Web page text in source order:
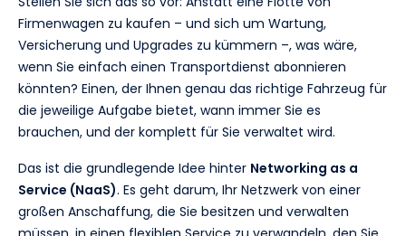
Firmenwagen zu kaufen – und sich um Wartung,
Versicherung und Upgrades zu kümmern –, was wäre,
wenn Sie einfach einen Transportdienst abonnieren
könnten? Einen, der Ihnen genau das richtige Fahrzeug für
die jeweilige Aufgabe bietet, wann immer Sie es
brauchen, und der komplett für Sie verwaltet wird.
Das ist die grundlegende Idee hinter Networking as a
Service (NaaS). Es geht darum, Ihr Netzwerk von einer
großen Anschaffung, die Sie besitzen und verwalten